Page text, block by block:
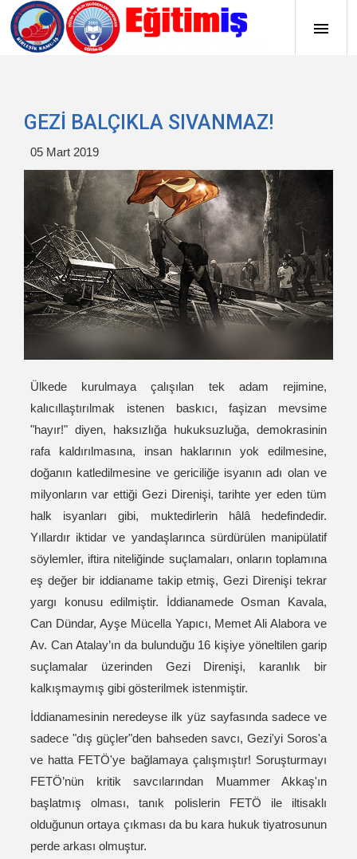
GEZİ BALÇIKLA SIVANMAZ!
05 Mart 2019
Ülkede kurulmaya çalışılan tek adam rejimine,
kalıcıllaştırılmak istenen baskıcı, faşizan mevsime
"hayır!" diyen, haksızlığa hukuksuzluğa, demokrasinin
rafa kaldırılmasına, insan haklarının yok edilmesine,
doğanın katledilmesine ve gericiliğe isyanın adı olan ve
milyonların var ettiği Gezi Direnişi, tarihte yer eden tüm
halk isyanları gibi, muktedirlerin hâlâ hedefindedir.
Yıllardır iktidar ve yandaşlarınca sürdürülen manipülatif
söylemler, iftira niteliğinde suçlamaları, onların toplamına
eş değer bir iddianame takip etmiş, Gezi Direnişi tekrar
yargı konusu edilmiştir. İddianamede Osman Kavala,
Can Dündar, Ayşe Mücella Yapıcı, Memet Ali Alabora ve
Av. Can Atalay’ın da bulunduğu 16 kişiye yöneltilen garip
suçlamalar üzerinden Gezi Direnişi, karanlık bir
kalkışmaymış gibi gösterilmek istenmiştir.
İddianamesinin neredeyse ilk yüz sayfasında sadece ve
sadece "dış güçler"den bahseden savcı, Gezi'yi Soros'a
ve hatta FETÖ'ye bağlamaya çalışmıştır! Soruşturmayı
FETÖ’nün kritik savcılarından Muammer Akkaş'ın
başlatmış olması, tanık polislerin FETÖ ile iltisaklı
olduğunun ortaya çıkması da bu kara hukuk tiyatrosunun
perde arkası olmuştur.